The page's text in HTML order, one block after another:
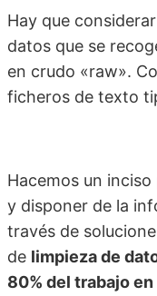
Hay que
datos que se
en crudo «raw».
ficheros de texto
Hacemos un
y disponer de la
través de
de limpieza de
80% del trabajo